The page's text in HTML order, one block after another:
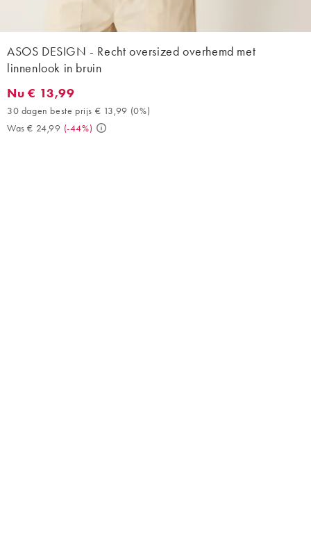
ASOS DESIGN - Recht oversized overhemd met
linnenlook in bruin
Nu € 13,99. 30 dagen beste prijs € 13,99 (0%). Was € 24,99. (-
Nu € 13,99
30 dagen beste prijs € 13,99 (0%)
Was € 24,99 (-44%)